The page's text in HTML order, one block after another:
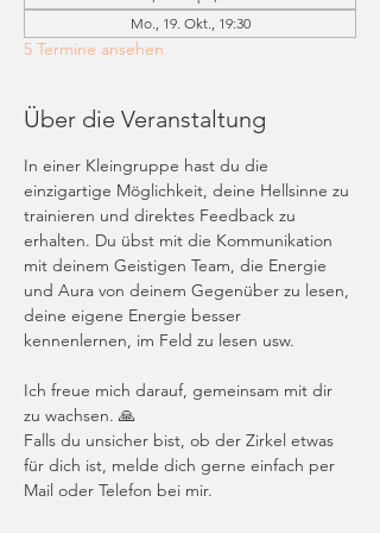
Mo., 19. Okt., 19:30
5 Termine ansehen
Über die Veranstaltung
In einer Kleingruppe hast du die
einzigartige Möglichkeit, deine Hellsinne zu
trainieren und direktes Feedback zu
erhalten. Du übst mit die Kommunikation
mit deinem Geistigen Team, die Energie
und Aura von deinem Gegenüber zu lesen,
deine eigene Energie besser
kennenlernen, im Feld zu lesen usw.
Ich freue mich darauf, gemeinsam mit dir
zu wachsen. 🙏
Falls du unsicher bist, ob der Zirkel etwas
für dich ist, melde dich gerne einfach per
Mail oder Telefon bei mir.